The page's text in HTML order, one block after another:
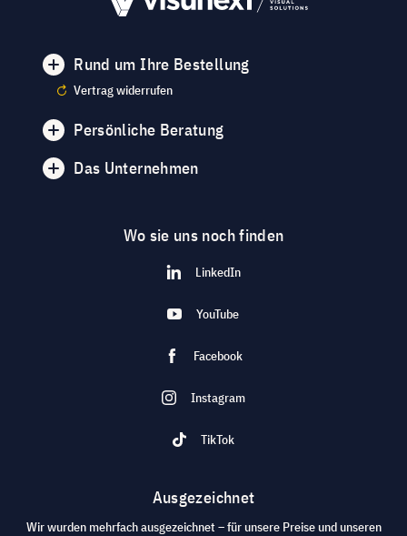
Rund um Ihre Bestellung
Vertrag widerrufen
Persönliche Beratung
Das Unternehmen
Wo sie uns noch finden
LinkedIn
YouTube
Facebook
Instagram
TikTok
Ausgezeichnet
Wir wurden mehrfach ausgezeichnet – für unsere Preise und unseren